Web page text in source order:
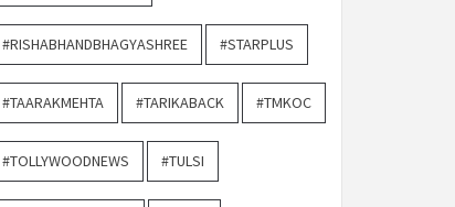
#RISHABHANDBHAGYASHREE #STARPLUS
#TAARAKMEHTA #TARIKABACK #TMKOC
#TOLLYWOODNEWS #TULSI